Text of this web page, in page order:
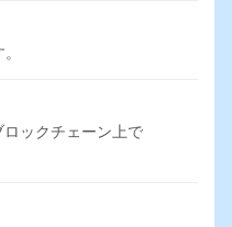
ックチェーン上で